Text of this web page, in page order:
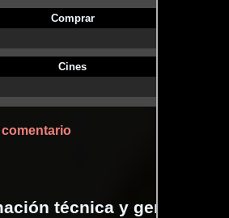
Comprar
Cines
comentario
técnica y general